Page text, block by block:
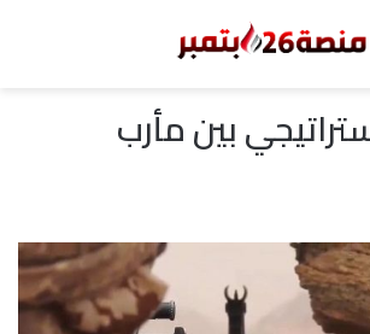
بين مأرب